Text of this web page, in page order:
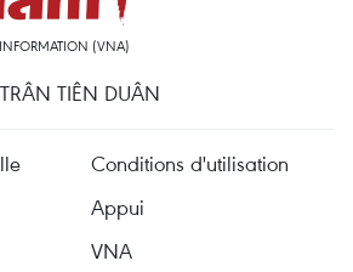
(VNA)
TIÊN DUÂN
Conditions d'utilisation
Appui
VNA